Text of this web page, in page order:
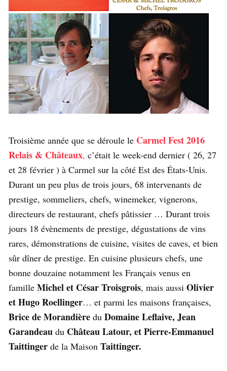
Troisième année que se déroule le Carmel Fest 2016
Relais & Châteaux, c’était le week-end dernier ( 26, 27
et 28 février ) à Carmel sur la côté Est des États-Unis.
Durant un peu plus de trois jours, 68 intervenants de
prestige, sommeliers, chefs, winemeker, vignerons,
directeurs de restaurant, chefs pâtissier … Durant trois
jours 18 évènements de prestige, dégustations de vins
rares, démonstrations de cuisine, visites de caves, et bien
sûr dîner de prestige. En cuisine plusieurs chefs, une
bonne douzaine notamment les Français venus en
famille Michel et César Troisgrois, mais aussi Olivier
et Hugo Roellinger… et parmi les maisons françaises,
Brice de Morandière du Domaine Leflaive, Jean
Garandeau du Château Latour, et Pierre-Emmanuel
Taittinger de la Maison Taittinger.